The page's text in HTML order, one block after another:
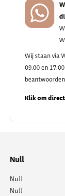
Wij staan via
09.00 en
beantwoorden
Klik om
Null
Null
Null